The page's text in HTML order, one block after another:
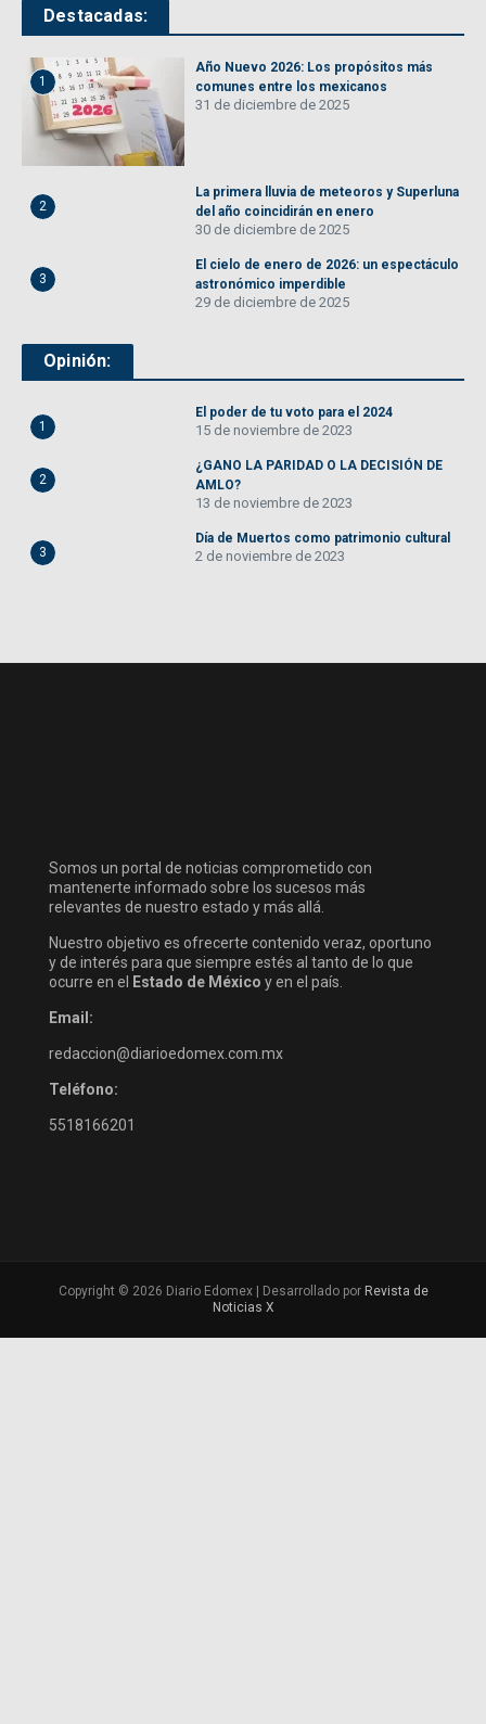
Destacadas:
1
Año Nuevo 2026: Los propósitos más
comunes entre los mexicanos
31 de diciembre de 2025
2
La primera lluvia de meteoros y Superluna
del año coincidirán en enero
30 de diciembre de 2025
3
El cielo de enero de 2026: un espectáculo
astronómico imperdible
29 de diciembre de 2025
Opinión:
1
El poder de tu voto para el 2024
15 de noviembre de 2023
2
¿GANO LA PARIDAD O LA DECISIÓN DE
AMLO?
13 de noviembre de 2023
3
Día de Muertos como patrimonio cultural
2 de noviembre de 2023
Somos un portal de noticias comprometido con
mantenerte informado sobre los sucesos más
relevantes de nuestro estado y más allá.
Nuestro objetivo es ofrecerte contenido veraz, oportuno
y de interés para que siempre estés al tanto de lo que
ocurre en el
Estado de México y en el país.
Email:
redaccion@diarioedomex.com.mx
Teléfono:
5518166201
Copyright © 2026 Diario Edomex | Desarrollado por Revista de
Noticias X